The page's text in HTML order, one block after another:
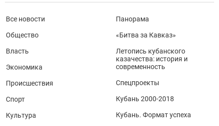
Все новости
Общество
Власть
Экономика
Происшествия
Спорт
Культура
Панорама
«Битва за Кавказ»
Летопись кубанского
казачества: история и
современность
Спецпроекты
Кубань 2000-2018
Кубань. Формат успеха